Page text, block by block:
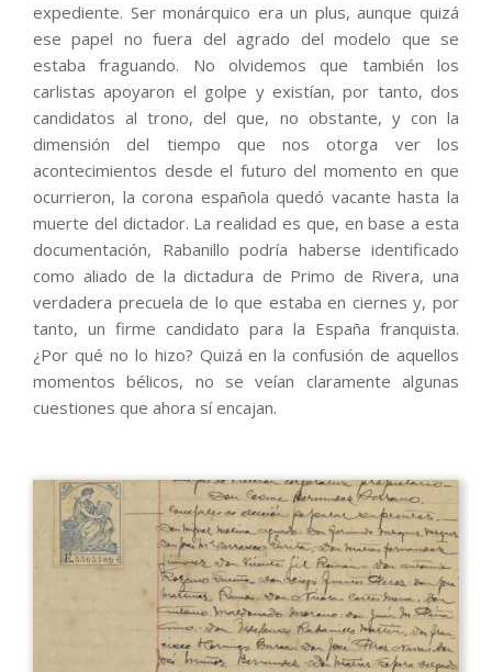
expediente. Ser monárquico era un plus, aunque quizá
ese papel no fuera del agrado del modelo que se
estaba fraguando. No olvidemos que también los
carlistas apoyaron el golpe y existían, por tanto, dos
candidatos al trono, del que, no obstante, y con la
dimensión del tiempo que nos otorga ver los
acontecimientos desde el futuro del momento en que
ocurrieron, la corona española quedó vacante hasta la
muerte del dictador. La realidad es que, en base a esta
documentación, Rabanillo podría haberse identificado
como aliado de la dictadura de Primo de Rivera, una
verdadera precuela de lo que estaba en ciernes y, por
tanto, un firme candidato para la España franquista.
¿Por qué no lo hizo? Quizá en la confusión de aquellos
momentos bélicos, no se veían claramente algunas
cuestiones que ahora sí encajan.